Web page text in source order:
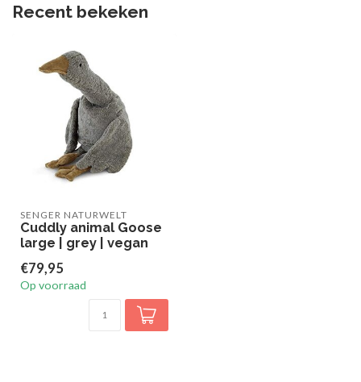
Recent bekeken
SENGER NATURWELT
Cuddly animal Goose
large | grey | vegan
€79,95
Op voorraad